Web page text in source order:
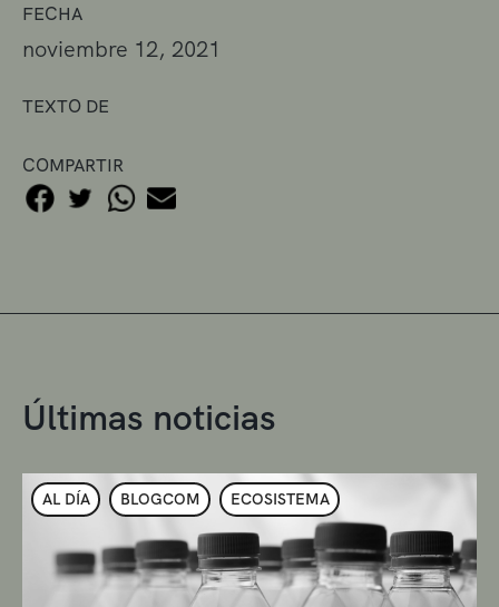
FECHA
noviembre 12, 2021
TEXTO DE
COMPARTIR
Últimas noticias
AL DÍA BLOGCOM ECOSISTEMA